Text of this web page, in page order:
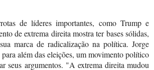
de líderes importantes, como Trump e
de extrema direita mostra ter bases sólidas,
marca de radicalização na política. Jorge
além das eleições, um movimento político
seus argumentos. "A extrema direita mudou